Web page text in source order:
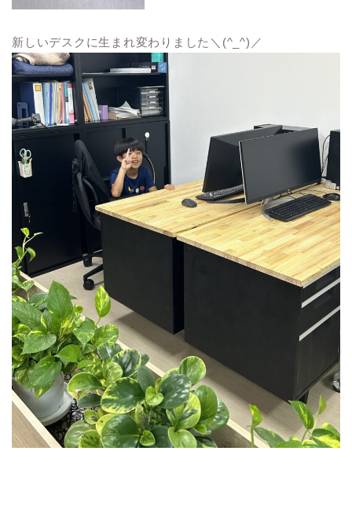
新しいデスクに生まれ変わりました＼(^_^)／